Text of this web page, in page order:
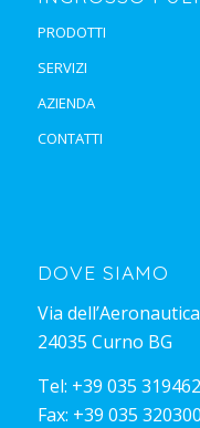
PRODOTTI
SERVIZI
AZIENDA
CONTATTI
DOVE SIAMO
Via
24035 Curno BG
Tel: +39 035 319462
Fax: +39 035 320300